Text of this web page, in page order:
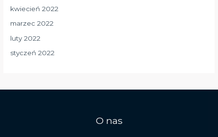
kwiecień 2022
marzec 2022
luty 2022
styczeń 2022
O nas